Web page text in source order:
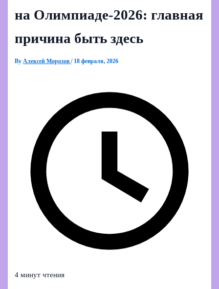
на Олимпиаде‑2026: главная
причина быть здесь
ByАлексей Морозов/ 18 февраля, 2026
4 минут чтения